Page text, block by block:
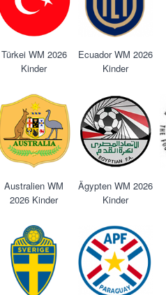
Türkei WM 2026
Kinder
Ecuador WM 2026
Kinder
Australien WM
2026 Kinder
Ägypten WM 2026
Kinder